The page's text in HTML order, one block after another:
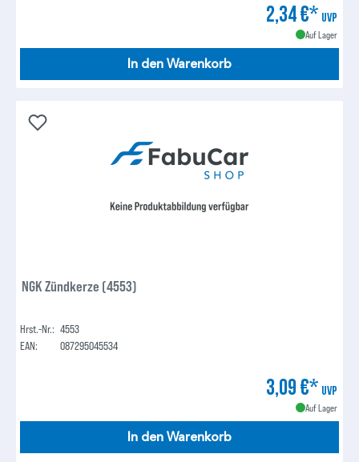
2,34 €* UVP
Auf Lager
In den Warenkorb
NGK Zündkerze (4553)
Hrst.-Nr.: 4553
EAN:
087295045534
3,09 €* UVP
Auf Lager
In den Warenkorb